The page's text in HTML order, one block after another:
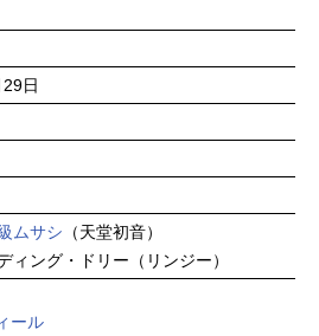
日
ムサシ （天堂初音）
ィング・ドリー（リンジー）
ール